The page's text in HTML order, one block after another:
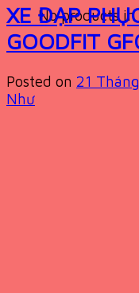
No products
XE ĐẠP
GOODFIT
Posted on 21
Như